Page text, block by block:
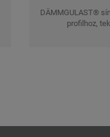
DÄMMGULAST®
profilhoz,